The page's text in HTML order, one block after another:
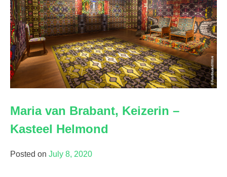
Maria van Brabant, Keizerin –
Kasteel Helmond
Posted on July 8, 2020